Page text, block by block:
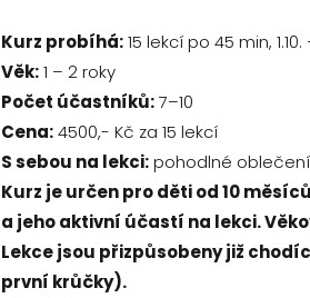
Kurz probíhá:15 lekcí po 45 min, 1.10.
Věk:1 – 2 roky
Počet účastníků:7–10
Cena:4500,- Kč za 15 lekcí
S sebou na lekci:pohodlné
Kurz je určen pro děti od 10
a jeho aktivní účastí na lekci.
Lekce jsou přizpůsobeny již
první krůčky).